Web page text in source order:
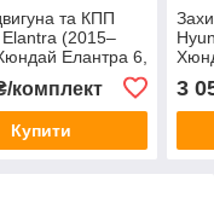
та КПП
(2015–
Елантра 6,
сталь 2 мм, ЩИТ
комплект
Купити
3